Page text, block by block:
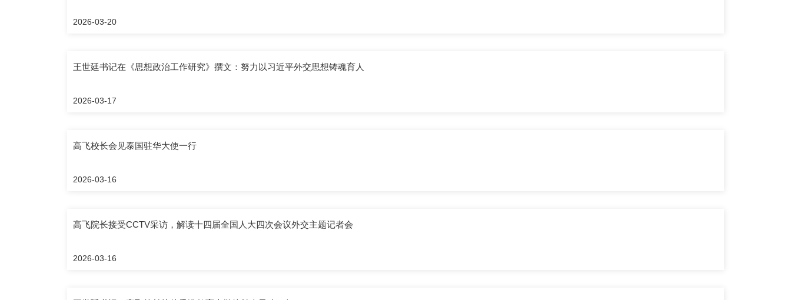
2026-03-20
王世廷书记在《思想政治工作研究》撰文：努力以习近平外交思想铸魂育人
2026-03-17
高飞校长会见泰国驻华大使一行
2026-03-16
高飞院长接受CCTV采访，解读十四届全国人大四次会议外交主题记者会
2026-03-16